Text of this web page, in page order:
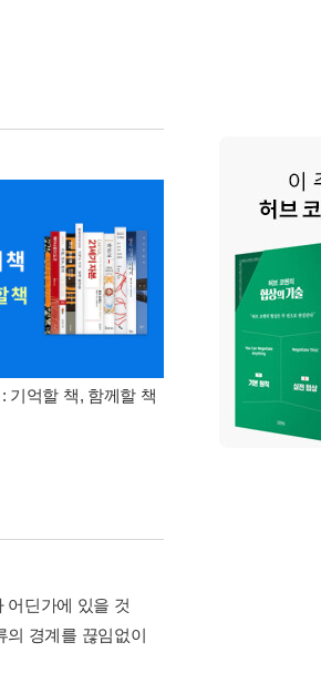
기억할 책, 함께할 책
북펀드 출간도서 +
벨트 (이벤트 도서
어딘가에 있을 것
의 경계를 끊임없이